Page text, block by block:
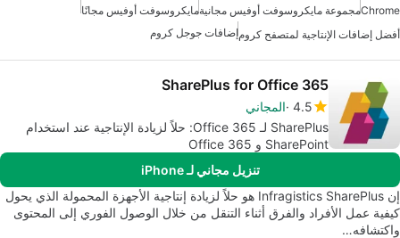
Chromeمجموعة مايكروسوفت أوفيس مجانيةمايكروسوفت أوفيس مجانًا
أفضل إضافات الإنتاجية لمتصفح كرومإضافات جوجل كروم
SharePlus for Office 365
4.5 المجاني
SharePlus لـ Office 365: حلاً لزيادة الإنتاجية عند استخدام
SharePoint و Office 365
تنزيل مجاني لـ iPhone
إن Infragistics SharePlus هو حلاً لزيادة إنتاجية الأجهزة المحمولة الذي يحول
كيفية عمل الأفراد والفرق أثناء التنقل من خلال الوصول الفوري إلى المحتوى
واكتشافه…